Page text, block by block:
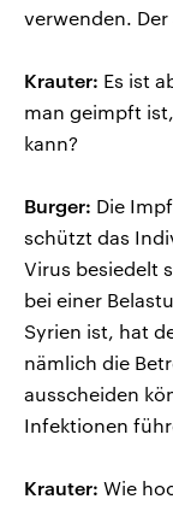
verwenden.
Krauter: Es ist
man geimpft
kann?
Burger: Die
schützt das
Virus besiedelt
bei einer
Syrien ist, hat
nämlich die
ausscheiden
Infektionen
Krauter: Wie